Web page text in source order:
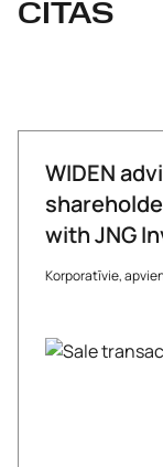
CITAS
WIDEN
with JNG
Korporatīvie,